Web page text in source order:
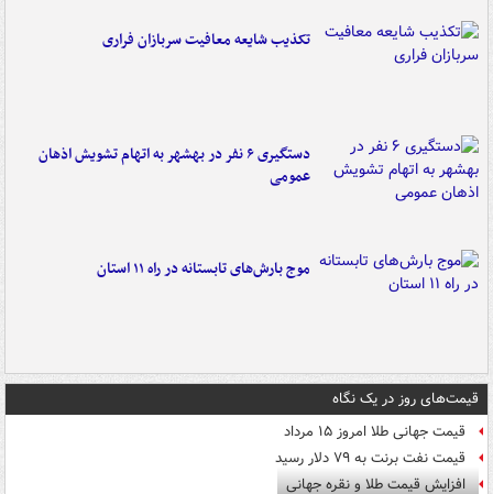
تکذیب شایعه معافیت سربازان فراری
دستگیری ۶ نفر در بهشهر به اتهام تشویش اذهان
عمومی
موج بارش‌های تابستانه در راه ۱۱ استان
قیمت‌های روز در یک نگاه
قیمت جهانی طلا امروز ۱۵ مرداد
قیمت نفت برنت به ۷۹ دلار رسید
افزایش قیمت طلا و نقره جهانی